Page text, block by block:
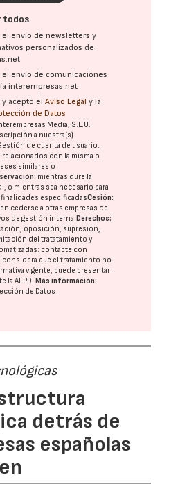
todos
el envío de newsletters y
personalizados de
el envío de comunicaciones
interempresas.net
y acepto elAviso Legal y la
de Datos
Media, S.L.U.
a nuestra(s)
de cuenta de usuario.
relacionados con la misma o
similares o
mientras dure la
o mientras sea necesario para
finalidades especificadasCesión:
cederse a otras empresas del
de gestión interna. Derechos:
oposición, supresión,
del tratatamiento y
contacte con
considera que el tratamiento no
vigente, puede presentar
laAEPD. Más información:
de Datos
detrás de
españolas